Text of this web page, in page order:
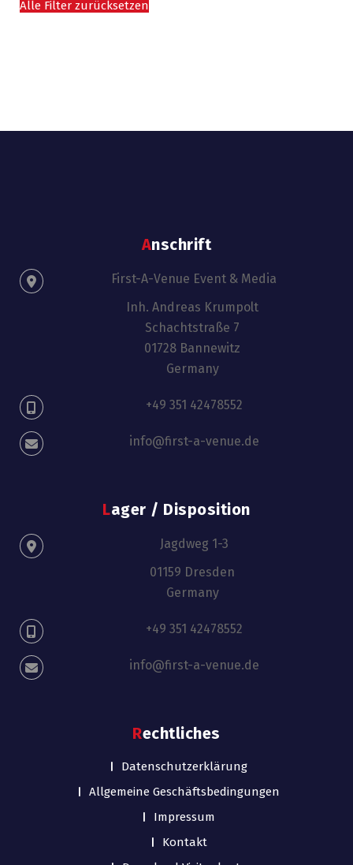
Alle Filter zurücksetzen
Anschrift
First-A-Venue Event & Media
Inh. Andreas Krumpolt
Schachtstraße 7
01728 Bannewitz
Germany
+49 351 42478552
info@first-a-venue.de
Lager / Disposition
Jagdweg 1-3
01159 Dresden
Germany
+49 351 42478552
info@first-a-venue.de
Rechtliches
Datenschutzerklärung
Allgemeine Geschäftsbedingungen
Impressum
Kontakt